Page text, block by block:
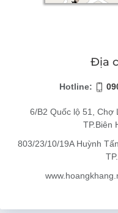
Địa
Hotline:
6/B2 Quốc lộ 51, Chợ
TP.Biên
803/23/10/19A Huỳnh